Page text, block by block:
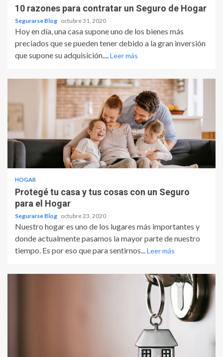
10 razones para contratar un Seguro de Hogar
Segurarse Blog octubre 31, 2020
Hoy en día, una casa supone uno de los bienes más
preciados que se pueden tener debido a la gran inversión
que supone su adquisición....Leer más
HOGAR
Protegé tu casa y tus cosas con un Seguro
para el Hogar
Segurarse Blog octubre 23, 2020
Nuestro hogar es uno de los lugares más importantes y
donde actualmente pasamos la mayor parte de nuestro
tiempo. Es por eso que para sentirnos...Leer más